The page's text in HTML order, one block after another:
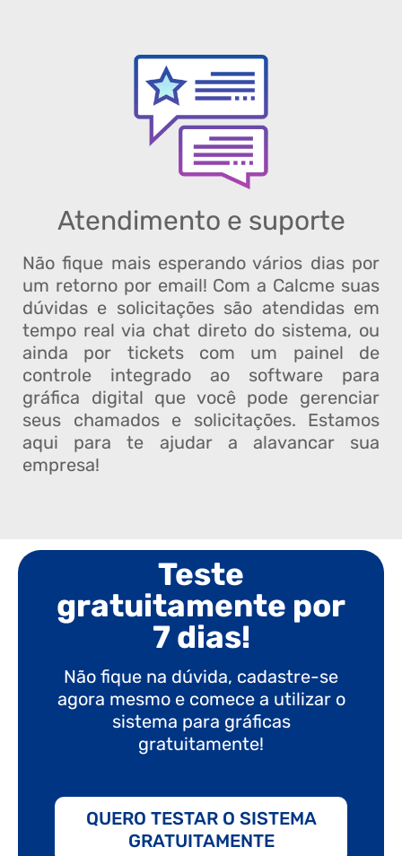
Atendimento e suporte
Não fique mais esperando vários dias por
um retorno por email! Com a Calcme suas
dúvidas e solicitações são atendidas em
tempo real via chat direto do sistema, ou
ainda por tickets com um painel de
controle integrado ao software para
gráfica digital que você pode gerenciar
seus chamados e solicitações. Estamos
aqui para te ajudar a alavancar sua
empresa!
Teste
gratuitamente por
7 dias!
Não fique na dúvida, cadastre-se
agora mesmo e comece a utilizar o
sistema para gráficas
gratuitamente!
QUERO TESTAR O SISTEMA
GRATUITAMENTE